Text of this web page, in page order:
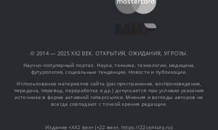
© 2014 — 2025 XX2 ВЕК. ОТКРЫТИЯ, ОЖИДАНИЯ, УГРОЗЫ.
Научно-популярный портал. Наука, техника, технологии, медицина,
футурология, социальные тенденции. Новости и публикации.
Использование материалов сайта (распространение, воспроизведение,
передача, перевод, переработка и др.) допускается при условии указания
источника в форме активной гиперссылки. Мнения и взгляды авторов не
всегда совпадают с точкой зрения редакции.
Издание «XX2 век» («22 век», https://22century.ru)